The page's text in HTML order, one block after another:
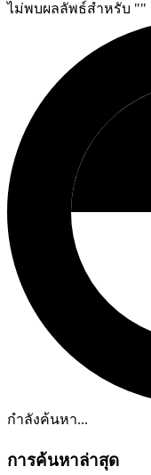
ไม่พบผลลัพธ์สำหรับ ""
กำลังค้นหา...
การค้นหาล่าสุด